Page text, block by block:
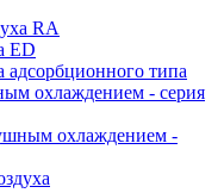
RA
ED
адсорбционного типа
охлаждением - серия
охлаждением -